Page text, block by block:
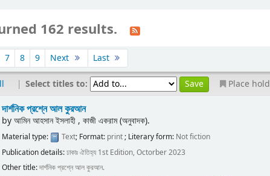
162 results.
7 8 9 Next Last
| Select titles to: Place hold
দার্শনিক প্রশ্নে আল কুরআন
byআমিন আহসান ইসলাহী , কাজী একরাম (অনুবাদক).
Material type: Text; Format: print; Literary form: Not fiction
Publication details:ঢাকাঃঐতিহ্য 1st Edition, Octorber 2023
Other title:দার্শনিক প্রশ্নে আল কুরআন.